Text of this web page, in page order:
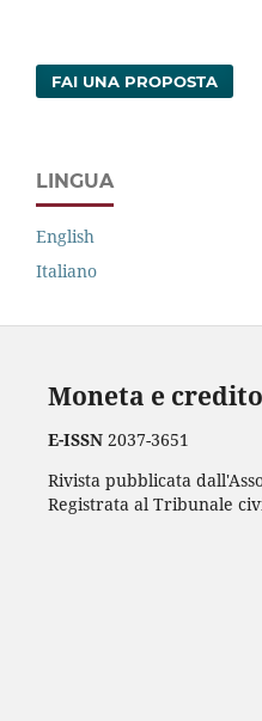
FAI UNA PROPOSTA
LINGUA
English
Italiano
Moneta e credito
E-ISSN2037-3651
Rivista pubblicata
Registrata al Tribunale